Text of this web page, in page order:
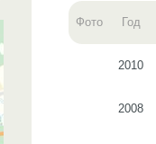
Фото Год
2010
2008